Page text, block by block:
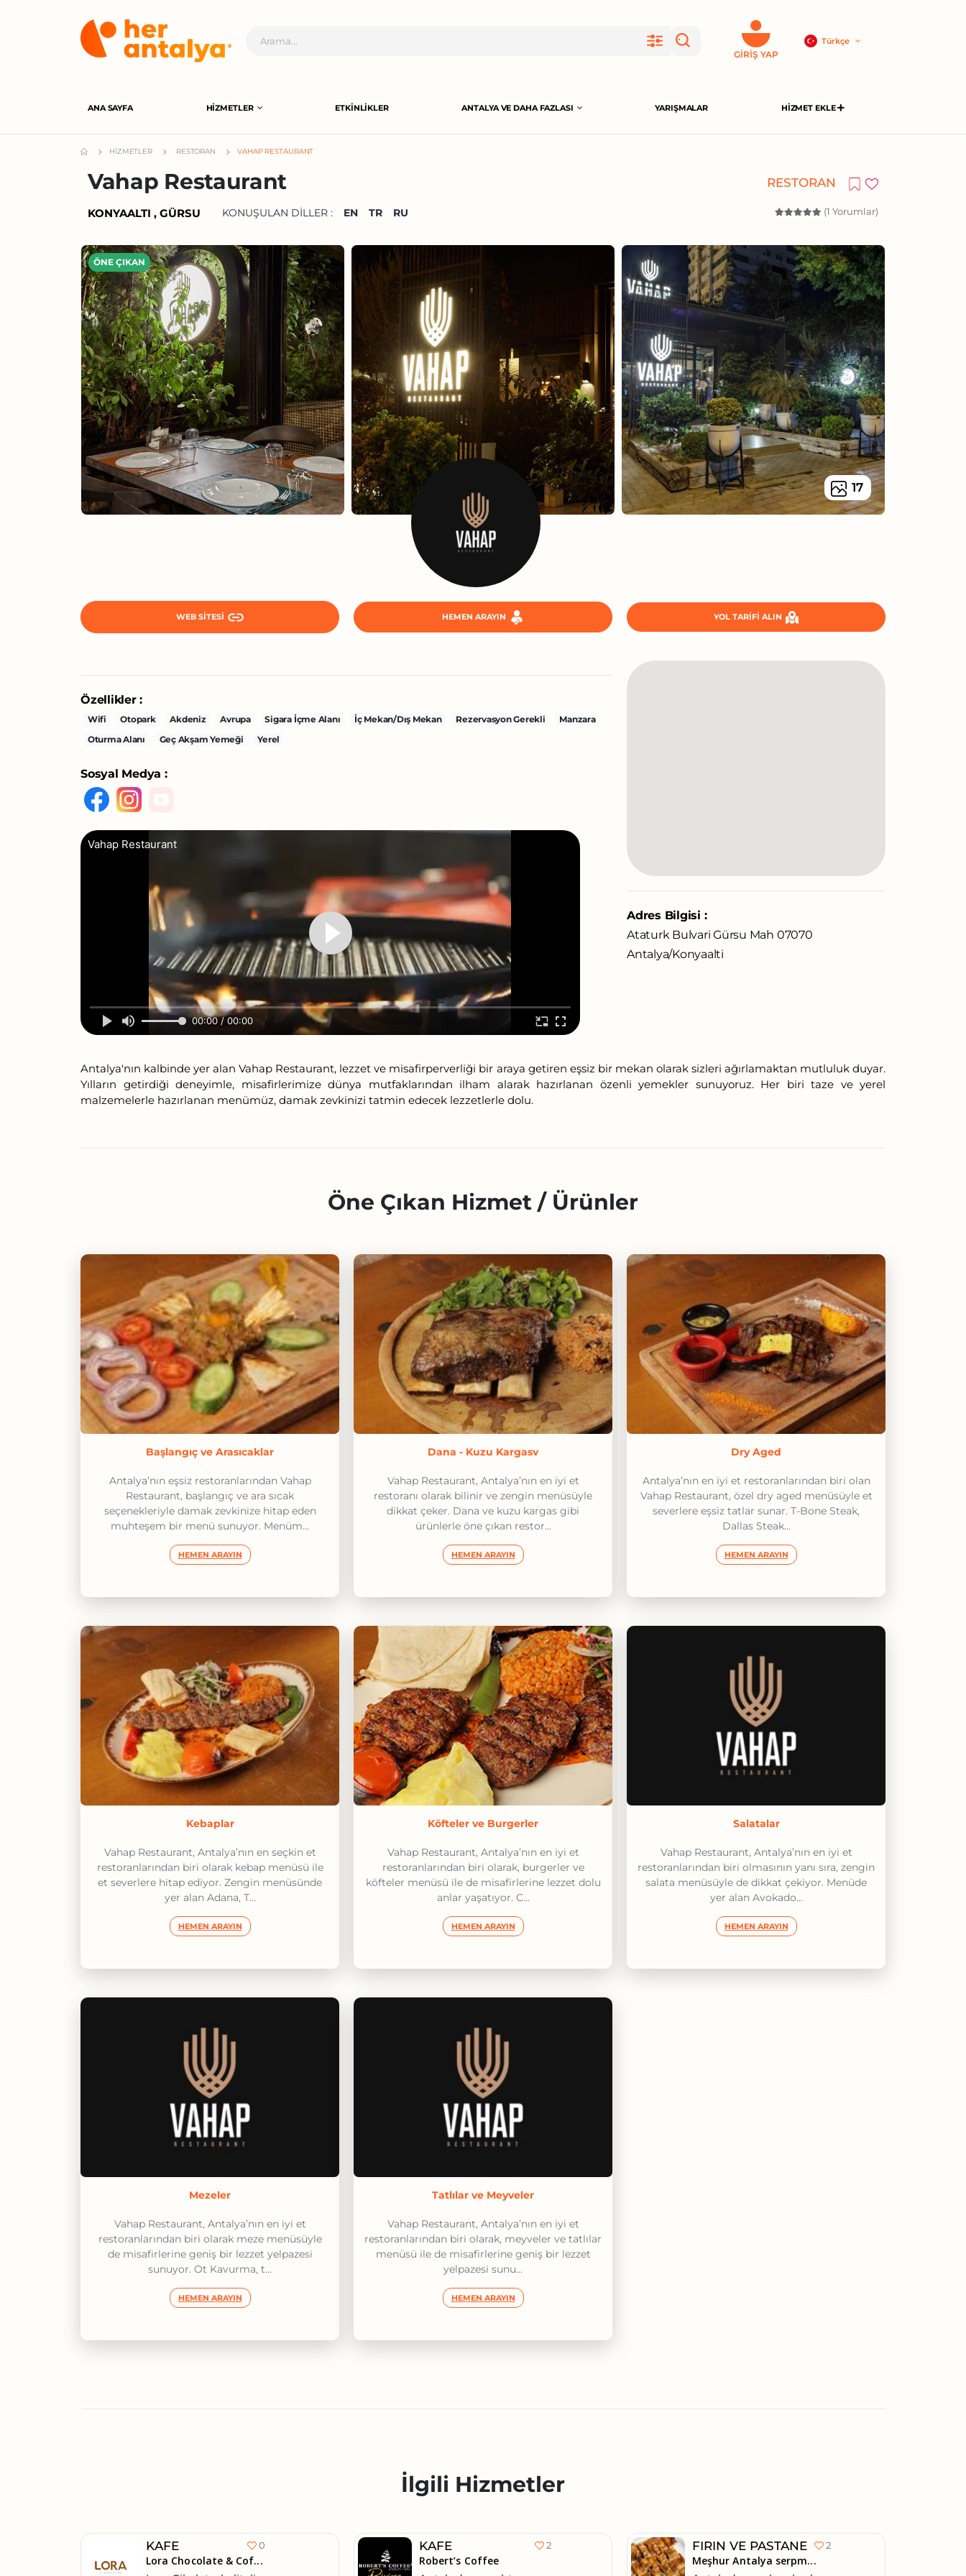
GIRIŞ YAP
Türkçe
ANA SAYFA HIZMETLER ETKINLIKLER ANTALYA VE DAHA FAZLASI YARIŞMALAR HIZMET EKLE
HIZMETLER RESTORAN VAHAP RESTAURANT
Vahap Restaurant
KONYAALTI , GÜRSU KONUŞULAN DILLER : EN TR RU
RESTORAN
(1 Yorumlar)
ÖNE ÇIKAN
17
WEB SITESI HEMEN ARAYIN YOL TARIFI ALIN
Özellikler :
Wifi Otopark Akdeniz Avrupa Sigara İçme Alanı İç Mekan/Dış Mekan Rezervasyon Gerekli
Manzara
Oturma Alanı
Geç Akşam Yemeği Yerel
Sosyal Medya :
00:00 / 00:00
Vahap Restaurant
Adres Bilgisi :
Ataturk Bulvari Gürsu Mah 07070
Antalya/Konyaalti
Antalya'nın kalbinde yer alan Vahap Restaurant, lezzet ve misafirperverliği bir araya getiren eşsiz bir mekan olarak sizleri ağırlamaktan mutluluk duyar.
Yılların getirdiği deneyimle, misafirlerimize dünya mutfaklarından ilham alarak hazırlanan özenli yemekler sunuyoruz. Her biri taze ve yerel
malzemelerle hazırlanan menümüz, damak zevkinizi tatmin edecek lezzetlerle dolu.
Öne Çıkan Hizmet / Ürünler
Başlangıç ve Arasıcaklar
Antalya’nın eşsiz restoranlarından Vahap
Restaurant, başlangıç ve ara sıcak
seçenekleriyle damak zevkinize hitap eden
muhteşem bir menü sunuyor. Menüm...
HEMEN ARAYIN
Dana - Kuzu Kargasv
Vahap Restaurant, Antalya’nın en iyi et
restoranı olarak bilinir ve zengin menüsüyle
dikkat çeker. Dana ve kuzu kargas gibi
ürünlerle öne çıkan restor...
HEMEN ARAYIN
Dry Aged
Antalya’nın en iyi et restoranlarından biri olan
Vahap Restaurant, özel dry aged menüsüyle et
severlere eşsiz tatlar sunar. T-Bone Steak,
Dallas Steak...
HEMEN ARAYIN
Kebaplar
Vahap Restaurant, Antalya’nın en seçkin et
restoranlarından biri olarak kebap menüsü ile
et severlere hitap ediyor. Zengin menüsünde
yer alan Adana, T...
HEMEN ARAYIN
Köfteler ve Burgerler
Vahap Restaurant, Antalya’nın en iyi et
restoranlarından biri olarak, burgerler ve
köfteler menüsü ile de misafirlerine lezzet dolu
anlar yaşatıyor. C...
HEMEN ARAYIN
Salatalar
Vahap Restaurant, Antalya’nın en iyi et
restoranlarından biri olmasının yanı sıra, zengin
salata menüsüyle de dikkat çekiyor. Menüde
yer alan Avokado...
HEMEN ARAYIN
Mezeler
Vahap Restaurant, Antalya’nın en iyi et
restoranlarından biri olarak meze menüsüyle
de misafirlerine geniş bir lezzet yelpazesi
sunuyor. Ot Kavurma, t...
HEMEN ARAYIN
Tatlılar ve Meyveler
Vahap Restaurant, Antalya’nın en iyi et
restoranlarından biri olarak, meyveler ve tatlılar
menüsü ile de misafirlerine geniş bir lezzet
yelpazesi sunu...
HEMEN ARAYIN
İlgili Hizmetler
KAFE 0
Lora Chocolate & Cof...
KAFE 2
Robert’s Coffee
FIRIN VE PASTANE 2
Meşhur Antalya serpm...